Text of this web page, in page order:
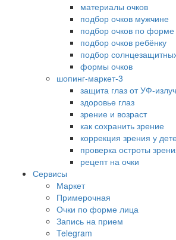
материалы очков
подбор очков мужчине
подбор очков по
подбор очков ребёнку
подбор
формы очков
шопинг-маркет-3
защита глаз от УФ-
здоровье глаз
зрение и возраст
как сохранить зрение
коррекция зрения у
проверка остроты
рецепт на очки
Сервисы
Маркет
Примерочная
Очки по форме лица
Запись на прием
Telegram